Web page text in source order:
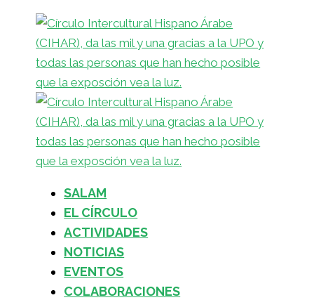
SALAM
EL CÍRCULO
ACTIVIDADES
NOTICIAS
EVENTOS
COLABORACIONES